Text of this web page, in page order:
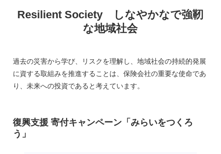
Resilient Society しなやかなで強靭
な地域社会
過去の災害から学び、リスクを理解し、地域社会の持続的発展
に資する取組みを推進することは、保険会社の重要な使命であ
り、未来への投資であると考えています。
復興支援 寄付キャンペーン「みらいをつくろ
う」